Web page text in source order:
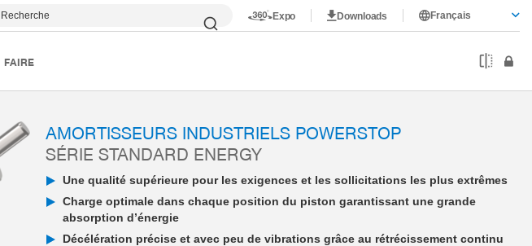
Recherche Expo Downloads Français
FAIRE
PowerStop Standard Energy PSE10X10NWAD-A
AMORTISSEURS INDUSTRIELS POWERSTOP
SÉRIE STANDARD ENERGY
Une qualité supérieure pour les exigences et les sollicitations les plus extrêmes
Charge optimale dans chaque position du piston garantissant une grande
absorption d’énergie
Décélération précise et avec peu de vibrations grâce au rétrécissement continu